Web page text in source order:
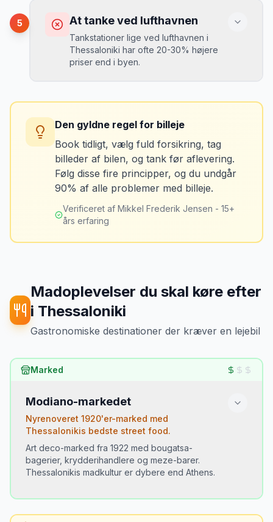
Du kan blive opkrævet for skader, der
var der før du fik bilen.
Løsning
brændstofmåleren.
MJ
Mikkels erfaring Oktober 2024
“Jeg fotograferer altid bilen fra alle
vinkler ved afhentning. Det har reddet
5 At tanke ved lufthavnen
Tankstationer lige ved lufthavnen i
Thessaloniki har ofte 20-30% højere
priser end i byen.
sidste tankning.
Tank bilen op et par kilometer fra
lufthavnen dagen før aflevering. Priserne
er markant lavere.
Den gyldne regel for billeje
Book tidligt, vælg fuld forsikring, tag
billeder af bilen, og tank før aflevering.
Følg disse fire principper, og du undgår
90% af alle problemer med billeje.
Verificeret af Mikkel Frederik Jensen - 15+
års erfaring
Madoplevelser du skal køre efter
i Thessaloniki
Gastronomiske destinationer der kræver en lejebil
Marked
Modiano-markedet
Nyrenoveret 1920'er-marked med
Thessalonikis bedste street food.
Art deco-marked fra 1922 med bougatsa-
bagerier, krydderihandlere og meze-barer.
Thessalonikis madkultur er dybere end Athens.
Du skal prøve: